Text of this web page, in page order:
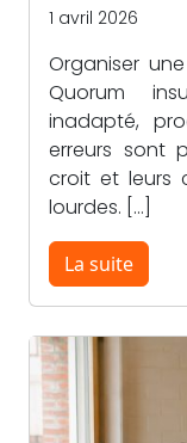
1 avril 2026
Organiser
Quorum
inadapté,
erreurs sont
croit et leurs
lourdes. […]
La suite